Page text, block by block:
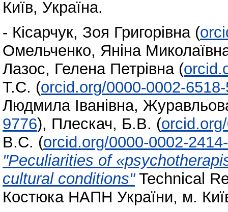
Київ, Україна.
- Кісарчук, Зоя Григорівна (
Омельченко, Яніна
Лазос, Гелена Петрівна (
Т.С. (orcid.org/0000-0002-
Людмила Іванівна,
9776), Плескач, Б.В. (
В.С. (orcid.org/0000-0002-
"Peculiarities of
cultural conditions"Technical
Костюка НАПН України, м.